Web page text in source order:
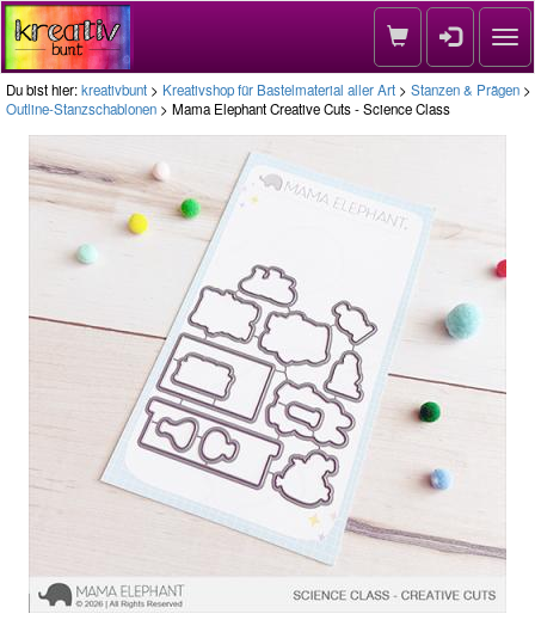
Du bist hier:kreativbunt > Kreativshop für Bastelmaterial aller Art > Stanzen & Prägen >
Outline-Stanzschablonen > Mama Elephant Creative Cuts - Science Class